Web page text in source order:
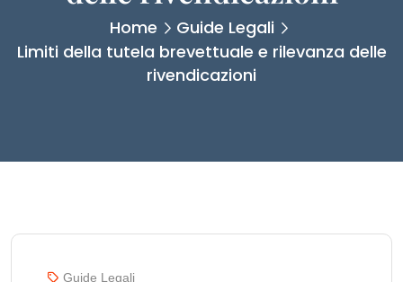
Home
Guide Legali
Limiti della tutela brevettuale e rilevanza delle
rivendicazioni
Guide Legali